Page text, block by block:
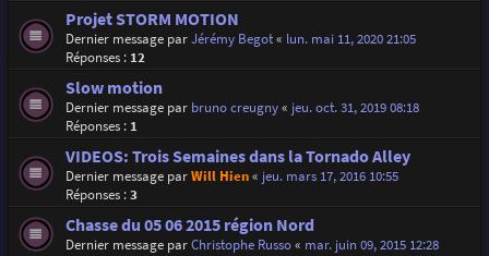
Projet STORM MOTION
Dernier message parJérémy Begot« lun. mai 11, 2020 21:05
Réponses : 12
Slow motion
Dernier message par bruno creugny« jeu. oct. 31, 2019 08:18
Réponses : 1
VIDEOS: Trois Semaines dans la Tornado Alley
Dernier message parWill Hien« jeu. mars 17, 2016 10:55
Réponses :3
Chasse du 05 06 2015 région Nord
Dernier message parChristophe Russo« mar. juin 09, 2015 12:28